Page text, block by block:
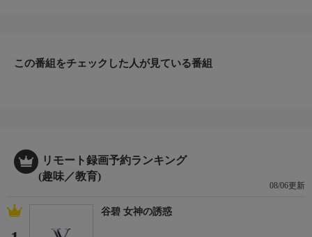
この番組をチェックした人が見ている番組
リモート録画予約ランキング
(趣味／教育)
08/06更新
谷碧 女神の誘惑